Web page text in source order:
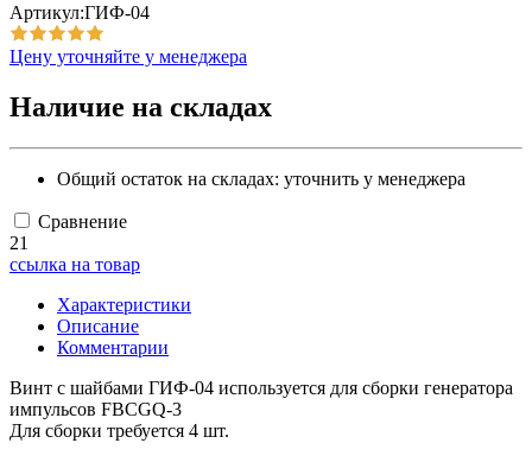
Артикул:ГИФ-04
Цену уточняйте у менеджера
Наличие на складах
Общий остаток на складах: уточнить у менеджера
Сравнение
21
ссылка на товар
Характеристики
Описание
Комментарии
Винт с шайбами ГИФ-04 используется для сборки генератора
импульсов FBCGQ-3
Для сборки требуется 4 шт.